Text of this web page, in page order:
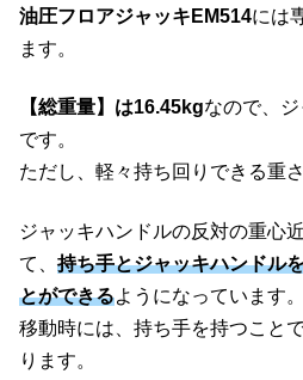
油圧フロアジャッキEM514には
ます。
【総重量】は16.45kgなので、
です。
ただし、軽々持ち回りできる重
ジャッキハンドルの反対の重心
て、 持ち手とジャッキハンドル
とができるようになっています。
移動時には、持ち手を持つこと
ります。